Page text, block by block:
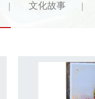
文化故事